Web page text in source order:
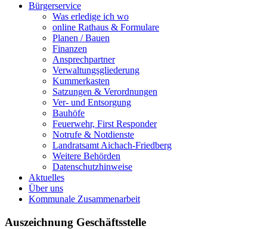
Bürgerservice
Was erledige ich wo
online Rathaus & Formulare
Planen / Bauen
Finanzen
Ansprechpartner
Verwaltungsgliederung
Kummerkasten
Satzungen & Verordnungen
Ver- und Entsorgung
Bauhöfe
Feuerwehr, First Responder
Notrufe & Notdienste
Landratsamt Aichach-Friedberg
Weitere Behörden
Datenschutzhinweise
Aktuelles
Über uns
Kommunale Zusammenarbeit
Auszeichnung Geschäftsstelle